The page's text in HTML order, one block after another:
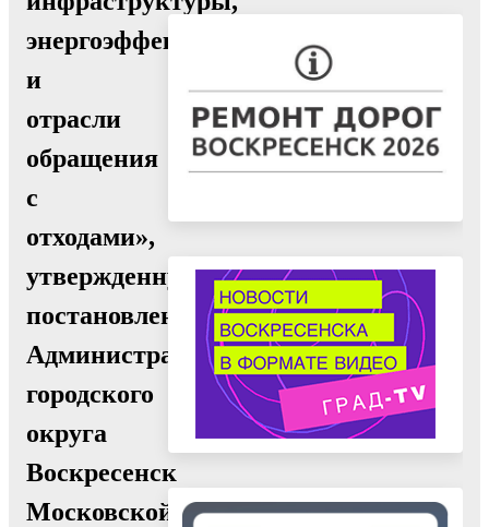
энергоэффективности
и
отрасли
обращения
с
отходами»,
утвержденную
постановлением
Администрации
городского
округа
Воскресенск
Московской